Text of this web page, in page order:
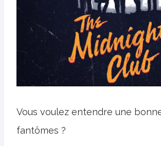
Vous voulez entendre une
fantômes ?